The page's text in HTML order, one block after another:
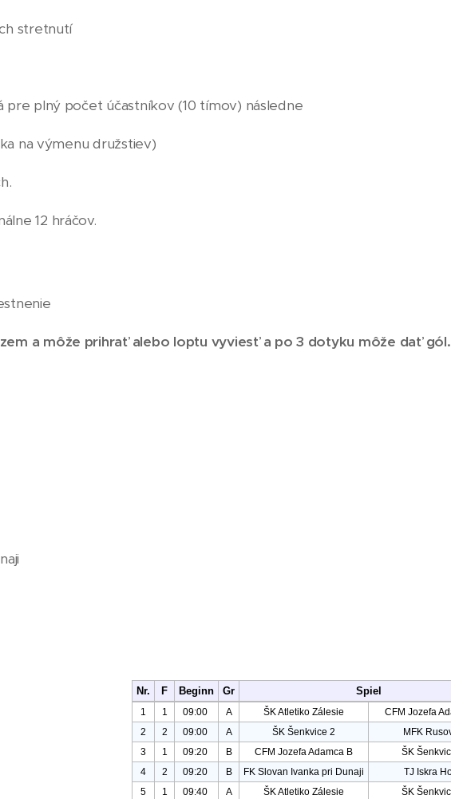
stretnutí
pre plný počet účastníkov (10 tímov) následne
na výmenu družstiev)
12 hráčov.
a môže prihrať alebo loptu vyviesť a po 3 dotyku môže dať gól.